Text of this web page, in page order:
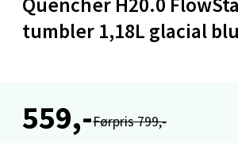
tumbler 1,18L glacial
559,-Førpris 799,-
Mo i Rana - Thon Senter
Fridtjof Nansensgate 22, 8622 Mo i